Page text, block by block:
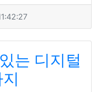
는 디지털